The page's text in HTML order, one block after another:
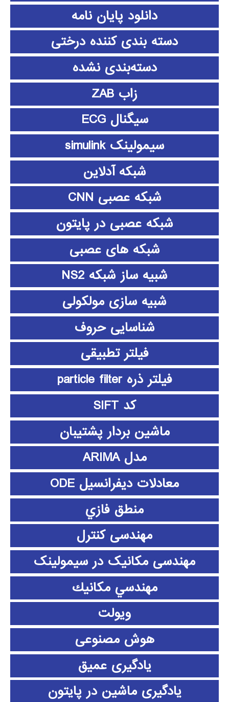
دانلود پايان نامه
دسته بندی کننده درختی
دسته‌بندی نشده
زاب ZAB
سیگنال ECG
سیمولینک simulink
شبکه آدلاین
شبکه عصبی CNN
شبکه عصبی در پایتون
شبکه های عصبی
شبیه ساز شبکه NS2
شبیه سازی مولکولی
شناسایی حروف
فیلتر تطبیقی
فیلتر ذره particle filter
کد SIFT
ماشین بردار پشتیبان
مدل ARIMA
معادلات دیفرانسیل ODE
منطق فازي
مهندسی کنترل
مهندسی مکانیک در سیمولینک
مهندسي مكانيك
ویولت
هوش مصنوعی
یادگیری عمیق
یادگیری ماشین در پایتون